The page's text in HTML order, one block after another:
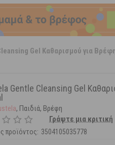
Gel Καθαρισμού για
Gentle Cleansing Gel
, Παιδιά, Βρέφη
Γράψτε μια κριτική
προϊόντος: 3504105035778